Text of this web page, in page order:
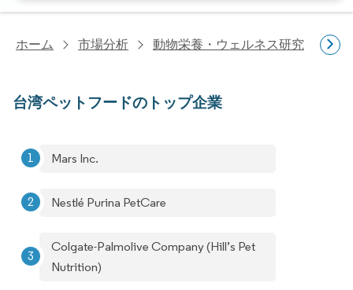
ホーム 市場分析 動物栄養・ウェルネス研究 ペ
台湾ペットフードのトップ企業
Mars Inc.
Nestlé Purina PetCare
Colgate-Palmolive Company (Hill’s Pet
Nutrition)